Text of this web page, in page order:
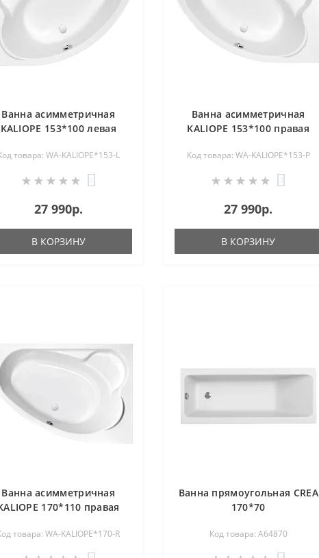
Ванна асимметричная
KALIOPE 153*100 левая
товара: WA-KALIOPE*153-L
27 990р.
В КОРЗИНУ
Ванна асимметричная
KALIOPE 153*100 правая
Код товара: WA-KALIOPE*153-P
27 990р.
В КОРЗИНУ
Ванна асимметричная
170*110 правая
товара: WA-KALIOPE*170-R
Ванна прямоугольная CREA
170*70
Код товара: A64870